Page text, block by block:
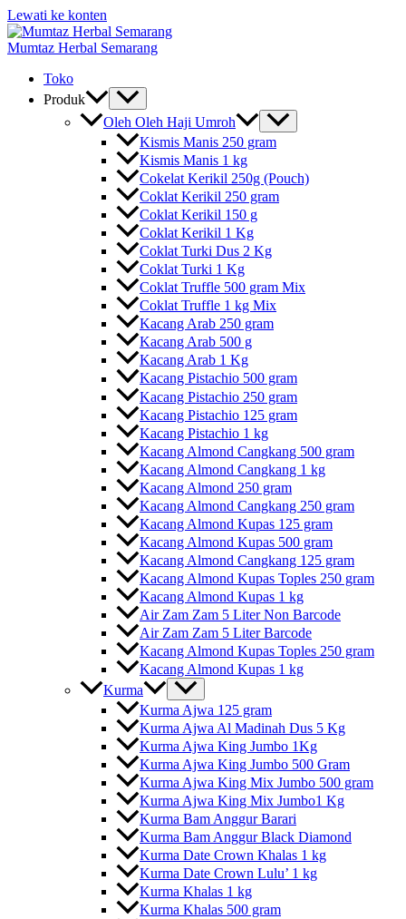
Lewati ke konten
Mumtaz Herbal Semarang
Toko
Produk
Oleh Oleh Haji Umroh
Kismis Manis 250 gram
Kismis Manis 1 kg
Cokelat Kerikil 250g (Pouch)
Coklat Kerikil 250 gram
Coklat Kerikil 150 g
Coklat Kerikil 1 Kg
Coklat Turki Dus 2 Kg
Coklat Turki 1 Kg
Coklat Truffle 500 gram Mix
Coklat Truffle 1 kg Mix
Kacang Arab 250 gram
Kacang Arab 500 g
Kacang Arab 1 Kg
Kacang Pistachio 500 gram
Kacang Pistachio 250 gram
Kacang Pistachio 125 gram
Kacang Pistachio 1 kg
Kacang Almond Cangkang 500 gram
Kacang Almond Cangkang 1 kg
Kacang Almond 250 gram
Kacang Almond Cangkang 250 gram
Kacang Almond Kupas 125 gram
Kacang Almond Kupas 500 gram
Kacang Almond Cangkang 125 gram
Kacang Almond Kupas Toples 250 gram
Kacang Almond Kupas 1 kg
Air Zam Zam 5 Liter Non Barcode
Air Zam Zam 5 Liter Barcode
Kacang Almond Kupas Toples 250 gram
Kacang Almond Kupas 1 kg
Kurma
Kurma Ajwa 125 gram
Kurma Ajwa Al Madinah Dus 5 Kg
Kurma Ajwa King Jumbo 1Kg
Kurma Ajwa King Jumbo 500 Gram
Kurma Ajwa King Mix Jumbo 500 gram
Kurma Ajwa King Mix Jumbo1 Kg
Kurma Bam Anggur Barari
Kurma Bam Anggur Black Diamond
Kurma Date Crown Khalas 1 kg
Kurma Date Crown Lulu’ 1 kg
Kurma Khalas 1 kg
Kurma Khalas 500 gram